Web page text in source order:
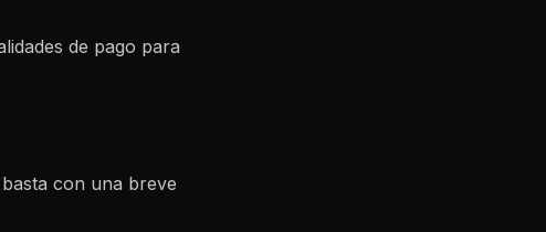
de pago para
con una breve